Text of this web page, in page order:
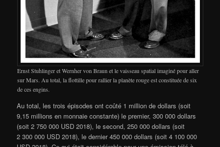
Ernst Stuhlinger et Wernher von Braun et le vaisseau spatial imaginé pour aller
sur Mars. Au total, la flottille pour rallier la planète rouge est constituée de six
de ces engins.
Au total, les trois épisodes ont coûté 1 million de dollars (soit
9,15 millions en monnaie constante) le premier, 300 000 dollars
(soit 2 750 000 USD 2018), le second, 250 000 dollars (soit
2 300 000 USD 2018), le dernier 450 000 dollars (soit 4 100 000